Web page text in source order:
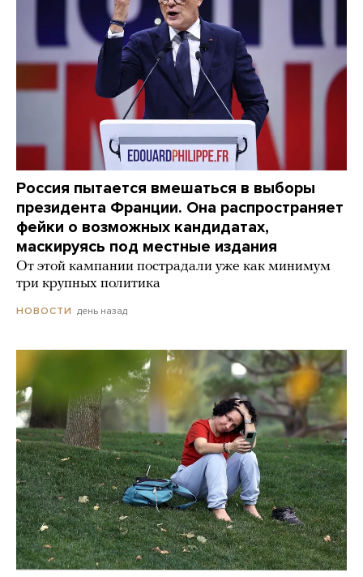
Россия пытается вмешаться в выборы
президента Франции. Она распространяет
фейки о возможных кандидатах,
маскируясь под местные издания
От этой кампании пострадали уже как минимум
три крупных политика
НОВОСТИ день назад